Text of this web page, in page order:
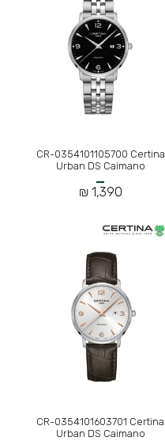
CR-0354101105700 Certina
Urban DS Caimano
1,390 ₪
CR-0354101603701 Certina
Urban DS Caimano